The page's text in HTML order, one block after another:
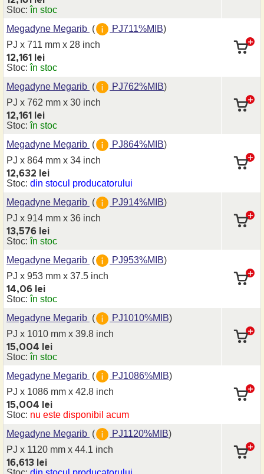
Stoc:în stoc
Megadyne Megarib ( PJ711%MIB)
PJ x 711 mm x 28 inch
12,161 lei
Stoc:în stoc
Megadyne Megarib ( PJ762%MIB)
PJ x 762 mm x 30 inch
12,161 lei
Stoc:în stoc
Megadyne Megarib ( PJ864%MIB)
PJ x 864 mm x 34 inch
12,632 lei
Stoc: din stocul producatorului
Megadyne Megarib ( PJ914%MIB)
PJ x 914 mm x 36 inch
13,576 lei
Stoc:în stoc
Megadyne Megarib ( PJ953%MIB)
PJ x 953 mm x 37.5 inch
14,06 lei
Stoc:în stoc
Megadyne Megarib ( PJ1010%MIB)
PJ x 1010 mm x 39.8 inch
15,004 lei
Stoc:în stoc
Megadyne Megarib ( PJ1086%MIB)
PJ x 1086 mm x 42.8 inch
15,004 lei
Stoc: nu este disponibil acum
Megadyne Megarib ( PJ1120%MIB)
PJ x 1120 mm x 44.1 inch
16,613 lei